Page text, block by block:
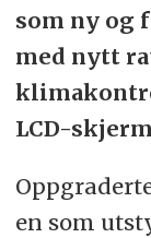
som ny og
med nytt
LCD-
en som